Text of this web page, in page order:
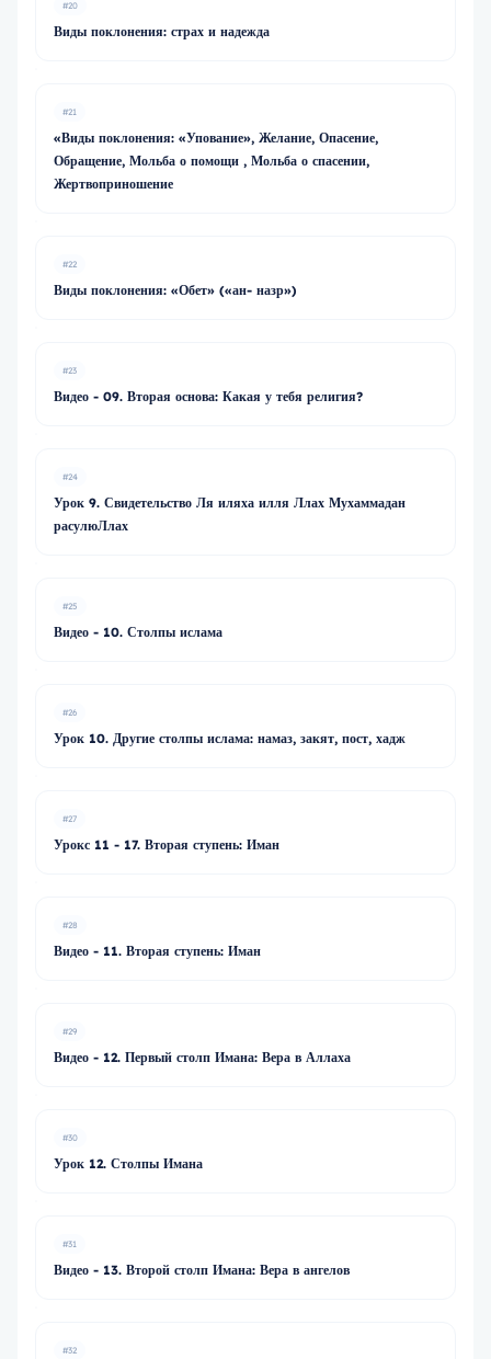
#20
Виды поклонения: страх и надежда
#21
«Виды поклонения: «Упование», Желание, Опасение,
Обращение, Мольба о помощи , Мольба о спасении,
Жертвоприношение
#22
Виды поклонения: «Обет» («ан- назр»)
#23
Видео - 09. Вторая основа: Какая у тебя религия?
#24
Урок 9. Свидетельство Ля иляха илля Ллах Мухаммадан
расулюЛлах
#25
Видео - 10. Столпы ислама
#26
Урок 10. Другие столпы ислама: намаз, закят, пост, хадж
#27
Урокс 11 - 17. Вторая ступень: Иман
#28
Видео - 11. Вторая ступень: Иман
#29
Видео - 12. Первый столп Имана: Вера в Аллаха
#30
Урок 12. Столпы Имана
#31
Видео - 13. Второй столп Имана: Вера в ангелов
#32